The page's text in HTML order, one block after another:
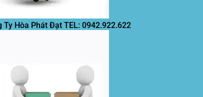
Ty Hòa Phát Đạt TEL: 0942.922.622